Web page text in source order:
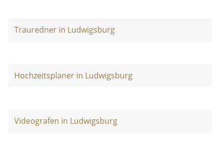
Trauredner in Ludwigsburg
Hochzeitsplaner in Ludwigsburg
Videografen in Ludwigsburg